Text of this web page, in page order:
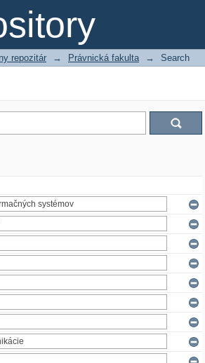
repozitár → Právnická fakulta → Search